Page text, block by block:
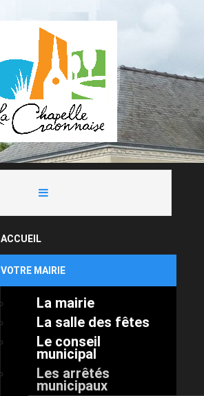
ACCUEIL
VOTRE MAIRIE
La mairie
La salle des fêtes
Le conseil
municipal
Les arrêtés
municipaux